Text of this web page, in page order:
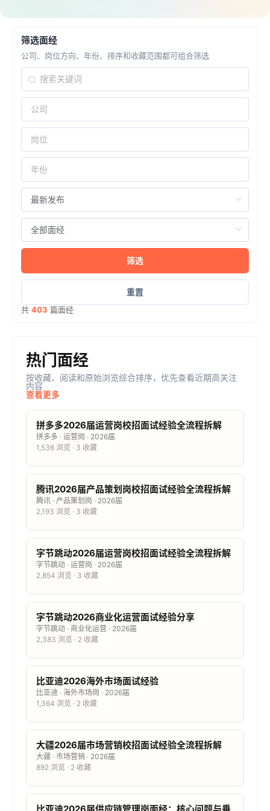
筛选面经
公司、岗位方向、年份、排序和收藏范围都可组合筛选
筛选
重置
共 403 篇面经
热门面经
按收藏、阅读和原始浏览综合排序，优先查看近期高关注
内容
查看更多
拼多多2026届运营岗校招面试经验全流程拆解
拼多多 · 运营岗 · 2026届
1,536 浏览 · 3 收藏
腾讯2026届产品策划岗校招面试经验全流程拆解
腾讯 · 产品策划岗 · 2026届
2,193 浏览 · 3 收藏
字节跳动2026届运营岗校招面试经验全流程拆解
字节跳动 · 运营岗 · 2026届
2,854 浏览 · 3 收藏
字节跳动2026商业化运营面试经验分享
字节跳动 · 商业化运营 · 2026届
2,383 浏览 · 2 收藏
比亚迪2026海外市场面试经验
比亚迪 · 海外市场岗 · 2026届
1,364 浏览 · 2 收藏
大疆2026届市场营销校招面试经验全流程拆解
大疆 · 市场营销 · 2026届
892 浏览 · 2 收藏